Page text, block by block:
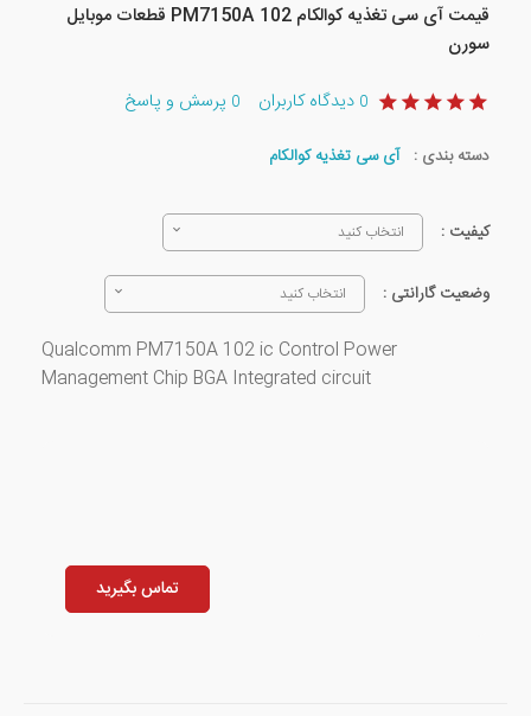
قیمت آی سی تغذیه کوالکام PM7150A 102 قطعات موبایل
سورن
0 دیدگاه کاربران 0 پرسش و پاسخ
دسته بندی : آی سی تغذیه کوالکام
کیفیت : انتخاب کنید
وضعیت گارانتی : انتخاب کنید
Qualcomm PM7150A 102 ic Control Power
Management Chip BGA Integrated circuit
تماس بگیرید